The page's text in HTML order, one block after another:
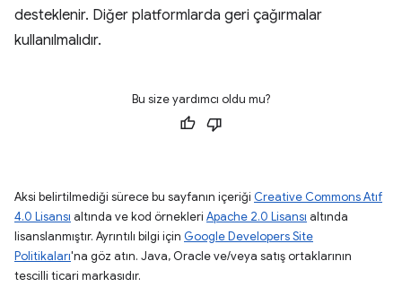
desteklenir. Diğer platformlarda geri çağırmalar
kullanılmalıdır.
Bu size yardımcı oldu mu?
Aksi belirtilmediği sürece bu sayfanın içeriği Creative Commons Atıf
4.0 Lisansı altında ve kod örnekleri Apache 2.0 Lisansı altında
lisanslanmıştır. Ayrıntılı bilgi için Google Developers Site
Politikaları'na göz atın. Java, Oracle ve/veya satış ortaklarının
tescilli ticari markasıdır.